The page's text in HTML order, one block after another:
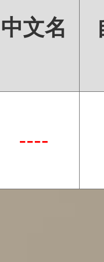
中文名
----